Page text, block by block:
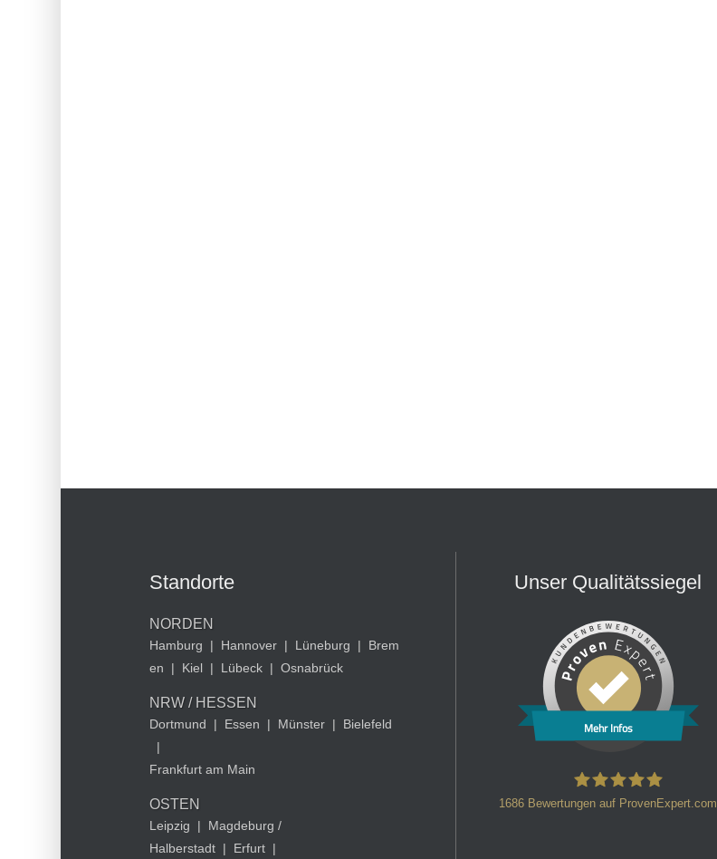
Standorte
NORDEN
Hamburg | Hannover | Lüneburg |
Brem
en
| Kiel | Lübeck | Osnabrück
NRW / HESSEN
Dortmund | Essen | Münster |
Bielefeld
|
Frankfurt am Main
OSTEN
Leipzig |
Magdeburg /
Halberstadt | Erfurt |
Unser Qualitätssiegel
Mehr Infos
1686 Bewertungen auf ProvenExpert.com